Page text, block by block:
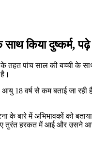
किया दुष्‍कर्म, पढ़े
के तहत पांच साल की बच्ची के
आयु 18 वर्ष से कम बताई जा
के बारे में अभिभावकों को
तुरंत हरकत में आई और उसने